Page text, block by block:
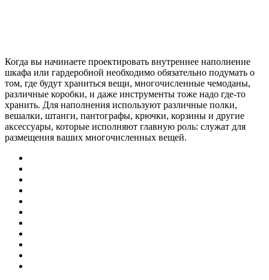
Когда вы начинаете проектировать внутреннее наполнение
шкафа или гардеробной необходимо обязательно подумать о
том, где будут храниться вещи, многочисленные чемоданы,
различные коробки, и даже инструменты тоже надо где-то
хранить. Для наполнения используют различные полки,
вешалки, штанги, пантографы, крючки, корзины и другие
аксессуары, которые исполняют главную роль: служат для
размещения ваших многочисленных вещей.